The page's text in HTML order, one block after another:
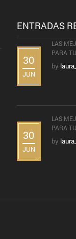
ENTRADAS
30
JUN
LAS
PARA
by
30
JUN
LAS
PARA
by